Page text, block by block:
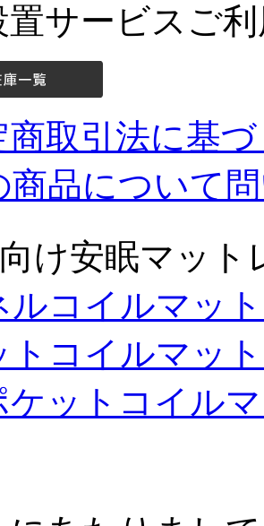
置サービスご
取引法に基
品について
け安眠マット
ルコイルマッ
トコイルマッ
ケットコイル